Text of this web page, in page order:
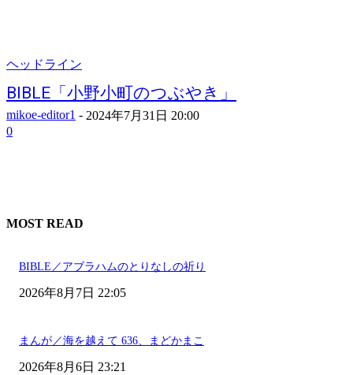
ヘッドライン
BIBLE「小野小町のつぶやき」
mikoe-editor1 - 2024年7月31日 20:00
0
MOST READ
BIBLE／アブラハムのとりなしの祈り
2026年8月7日 22:05
まんが／海を越えて 636、まどかまこ
2026年8月6日 23:21